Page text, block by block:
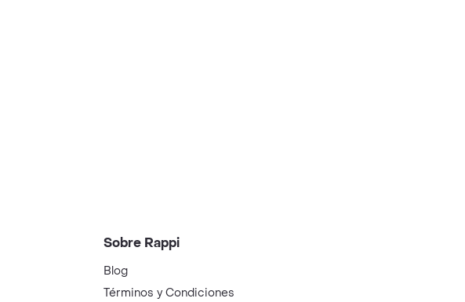
Sobre Rappi
Blog
Términos y Condiciones